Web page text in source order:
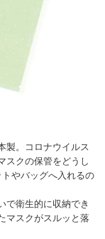
製。コロナウイルス
スクの保管をどうし
やバッグへ入れるの
で衛生的に収納でき
マスクがスルッと落